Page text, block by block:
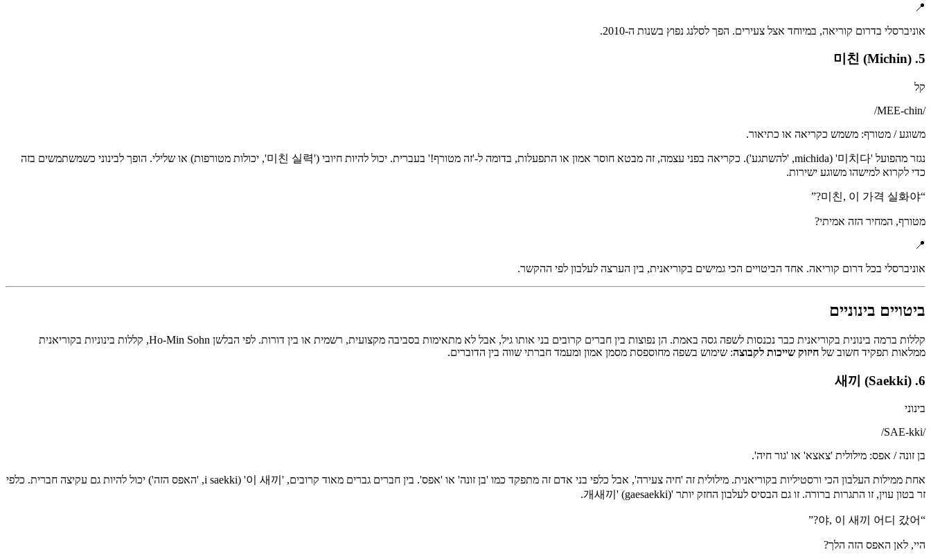
📍
אוניברסלי בדרום קוריאה, במיוחד אצל צעירים. הפך לסלנג נפוץ בשנות ה-2010.
5. 미친 (Michin)
קל
/
MEE-chin
/
משוגע / מטורף: משמש כקריאה או כתיאור.
נגזר מהפועל '미치다' (michida, 'להשתגע'). כקריאה בפני עצמה, זה מבטא חוסר אמון או התפעלות, בדומה ל-'זה מטורף!' בעברית. יכול להיות חיובי ('미친 실력', יכולות מטורפות) או שלילי. הופך לבינוני כשמשתמשים בזה
כדי לקרוא למישהו משוגע ישירות.
“
미친, 이 가격 실화야?
”
מטורף, המחיר הזה אמיתי?
📍
אוניברסלי בכל דרום קוריאה. אחד הביטויים הכי גמישים בקוריאנית, בין הערצה לעלבון לפי ההקשר.
ביטויים בינוניים
קללות ברמה בינונית בקוריאנית כבר נכנסות לשפה גסה באמת. הן נפוצות בין חברים קרובים בני אותו גיל, אבל לא מתאימות בסביבה מקצועית, רשמית או בין דורות. לפי הבלשן Ho-Min Sohn, קללות בינוניות בקוריאנית
ממלאות תפקיד חשוב של חיזוק שייכות לקבוצה: שימוש בשפה מחוספסת מסמן אמון ומעמד חברתי שווה בין הדוברים.
6. 새끼 (Saekki)
בינוני
/
SAE-kki
/
בן זונה / אפס: מילולית 'צאצא' או 'גור חיה'.
אחת ממילות העלבון הכי ורסטיליות בקוריאנית. מילולית זה 'חיה צעירה', אבל כלפי בני אדם זה מתפקד כמו 'בן זונה' או 'אפס'. בין חברים גברים מאוד קרובים, '이 새끼' (i saekki, 'האפס הזה') יכול להיות גם עקיצה חברית. כלפי
זר בטון עוין, זו התגרות ברורה. זו גם הבסיס לעלבון החזק יותר '개새끼' (gaesaekki).
“
야, 이 새끼 어디 갔어?
”
היי, לאן האפס הזה הלך?